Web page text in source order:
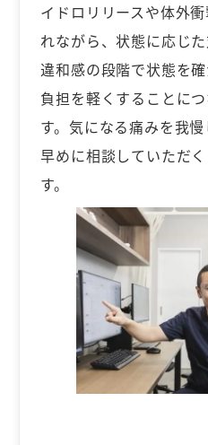
イドロリリースや体外
れながら、状態に応じた
違和感の段階で状態を
負担を軽くすることに
す。気になる痛みを我慢
早めに相談していただ
す。